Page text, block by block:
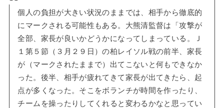
個人の負担が大きい状況のままでは、相手から徹底的
にマークされる可能性もある。大熊清監督は「攻撃が
全部、家長が良いかどうかになってしまっている。Ｊ
１第５節（３月２９日）の柏レイソル戦の前半、家長
が（マークされたままで）出てこないと何もできなか
った。後半、相手が疲れてきて家長が出てきたら、起
点が多くなった。そこをボランチが時間を作ったり、
チームを操ったりしてくれると変わるかなと思ってい